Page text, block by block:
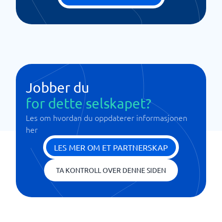
Jobber du
for dette selskapet?
Les om hvordan du oppdaterer informasjonen
her
LES MER OM ET PARTNERSKAP
TA KONTROLL OVER DENNE SIDEN